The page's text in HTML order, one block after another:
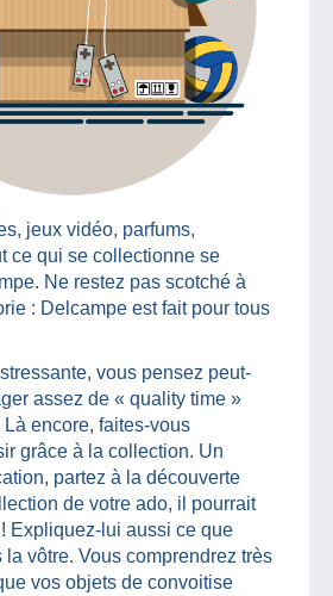
jeux vidéo, parfums,
ce qui se collectionne se
Ne restez pas scotché à
: Delcampe est fait pour tous
vous pensez peut-
assez de « quality time »
encore, faites-vous
grâce à la collection. Un
partez à la découverte
de votre ado, il pourrait
Expliquez-lui aussi ce que
vôtre. Vous comprendrez très
vos objets de convoitise